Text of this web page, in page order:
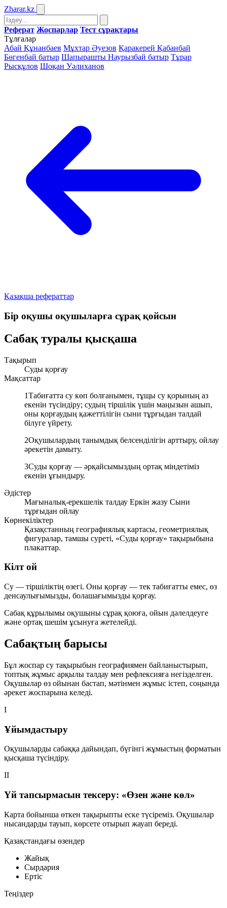
Zharar.kz
Реферат Жоспарлар Тест сұрақтары
Тұлғалар
Абай Құнанбаев Мұхтар Әуезов Қаракерей Қабанбай
Бөгенбай батыр Шапырашты Наурызбай батыр Тұрар
Рысқұлов Шоқан Уәлиханов
Қазақша рефераттар
Бір оқушы оқушыларға сұрақ қойсын
Сабақ туралы қысқаша
Тақырып
Суды қорғау
Мақсаттар
1Табиғатта су көп болғанымен, тұщы су қорының аз
екенін түсіндіру; судың тіршілік үшін маңызын ашып,
оны қорғаудың қажеттілігін сыни тұрғыдан талдай
білуге үйрету.
2Оқушылардың танымдық белсенділігін арттыру, ойлау
әрекетін дамыту.
3Суды қорғау — әрқайсымыздың ортақ міндетіміз
екенін ұғындыру.
Әдістер
Мағыналық-ерекшелік талдау Еркін жазу Сыни
тұрғыдан ойлау
Көрнекіліктер
Қазақстанның географиялық картасы, геометриялық
фигуралар, тамшы суреті, «Суды қорғау» тақырыбына
плакаттар.
Кілт ой
Су — тіршіліктің өзегі. Оны қорғау — тек табиғатты емес, өз
денсаулығымызды, болашағымызды қорғау.
Сабақ құрылымы оқушыны сұрақ қоюға, ойын дәлелдеуге
және ортақ шешім ұсынуға жетелейді.
Сабақтың барысы
Бұл жоспар су тақырыбын географиямен байланыстырып,
топтық жұмыс арқылы талдау мен рефлексияға негізделген.
Оқушылар өз ойынан бастап, мәтінмен жұмыс істеп, соңында
әрекет жоспарына келеді.
I
Ұйымдастыру
Оқушыларды сабаққа дайындап, бүгінгі жұмыстың форматын
қысқаша түсіндіру.
II
Үй тапсырмасын тексеру: «Өзен және көл»
Карта бойынша өткен тақырыпты еске түсіреміз. Оқушылар
нысандарды тауып, көрсете отырып жауап береді.
Қазақстандағы өзендер
Жайық
Сырдария
Ертіс
Теңіздер